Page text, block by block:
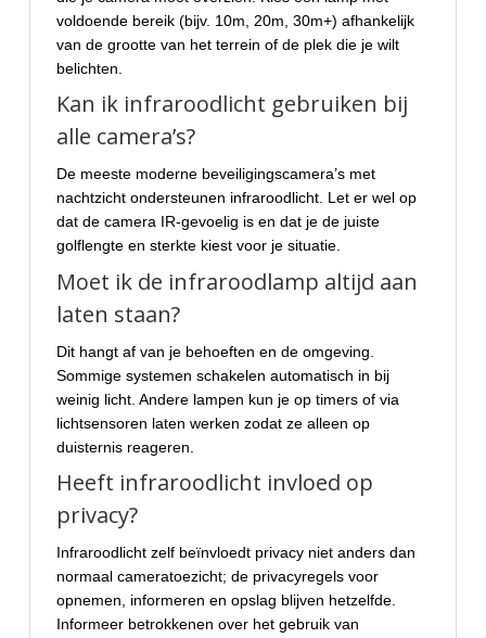
voldoende bereik (bijv. 10m, 20m, 30m+) afhankelijk
van de grootte van het terrein of de plek die je wilt
belichten.
Kan ik infraroodlicht gebruiken bij
alle camera’s?
De meeste moderne beveiligingscamera’s met
nachtzicht ondersteunen infraroodlicht. Let er wel op
dat de camera IR-gevoelig is en dat je de juiste
golflengte en sterkte kiest voor je situatie.
Moet ik de infraroodlamp altijd aan
laten staan?
Dit hangt af van je behoeften en de omgeving.
Sommige systemen schakelen automatisch in bij
weinig licht. Andere lampen kun je op timers of via
lichtsensoren laten werken zodat ze alleen op
duisternis reageren.
Heeft infraroodlicht invloed op
privacy?
Infraroodlicht zelf beïnvloedt privacy niet anders dan
normaal cameratoezicht; de privacyregels voor
opnemen, informeren en opslag blijven hetzelfde.
Informeer betrokkenen over het gebruik van